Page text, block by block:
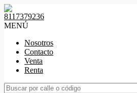
8117379236
MENÚ
Nosotros
Contacto
Venta
Renta